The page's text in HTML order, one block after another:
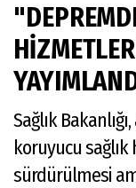
Sağlık
koruyucu
sürdürülmesi